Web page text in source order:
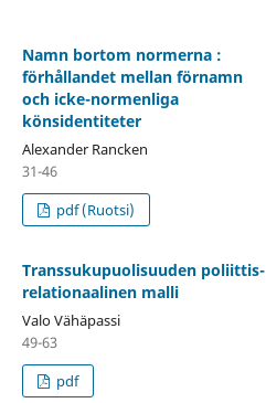
Namn bortom normerna :
förhållandet mellan förnamn
och icke-normenliga
könsidentiteter
Alexander Rancken
31-46
pdf (Ruotsi)
Transsukupuolisuuden poliittis-
relationaalinen malli
Valo Vähäpassi
49-63
pdf